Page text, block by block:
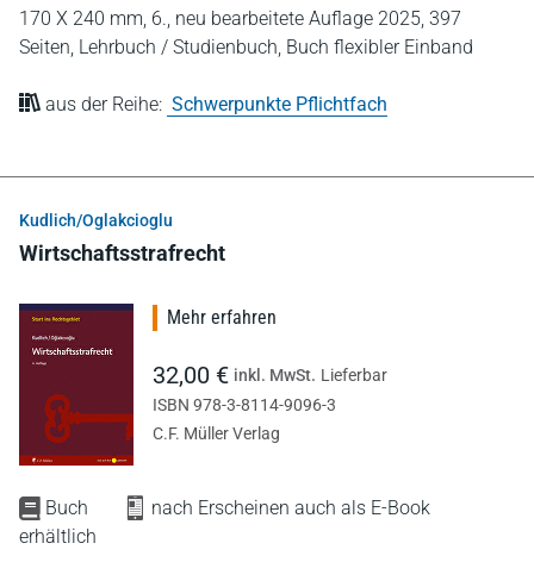
170 X 240 mm, 6., neu bearbeitete Auflage 2025, 397
Seiten, Lehrbuch / Studienbuch, Buch flexibler Einband
aus der Reihe: Schwerpunkte Pflichtfach
Kudlich/Oglakcioglu
Wirtschaftsstrafrecht
Buch
nach Erscheinen auch als E-Book
erhältlich
Mehr erfahren
32,00 € inkl. MwSt. Lieferbar
ISBN 978-3-8114-9096-3
C.F. Müller Verlag